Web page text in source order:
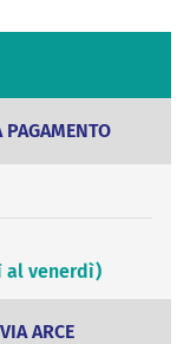
al venerdì)
ARCE